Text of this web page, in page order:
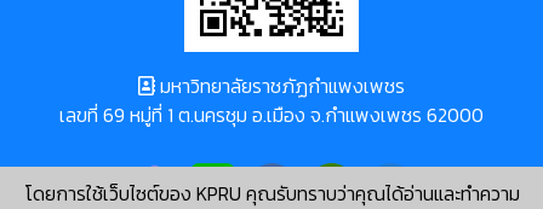
โดยการใช้เว็บไซต์ของ KPRU คุณรับทราบว่าคุณได้อ่านและทำความ
มหาวิทยาลัยราชภัฏกำแพงเพชร
เลขที่ 69 หมู่ที่ 1 ต.นครชุม อ.เมือง จ.กำแพงเพชร 62000